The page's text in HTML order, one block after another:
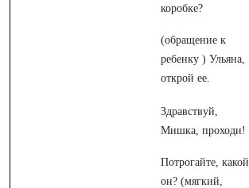
коробке?
(обращение к
ребенку ) Ульяна,
открой ее.
Здравствуй,
Мишка, проходи!
Потрогайте, какой
он? (мягкий,